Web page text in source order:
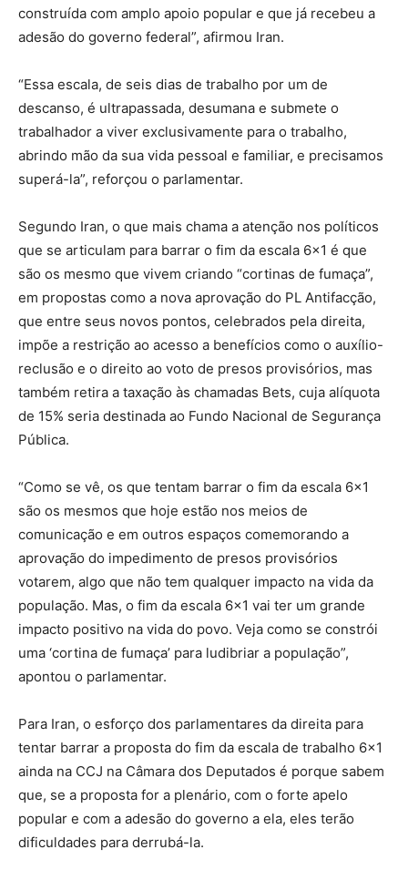
construída com amplo apoio popular e que já recebeu a
adesão do governo federal”, afirmou Iran.
“Essa escala, de seis dias de trabalho por um de
descanso, é ultrapassada, desumana e submete o
trabalhador a viver exclusivamente para o trabalho,
abrindo mão da sua vida pessoal e familiar, e precisamos
superá-la”, reforçou o parlamentar.
Segundo Iran, o que mais chama a atenção nos políticos
que se articulam para barrar o fim da escala 6×1 é que
são os mesmo que vivem criando “cortinas de fumaça”,
em propostas como a nova aprovação do PL Antifacção,
que entre seus novos pontos, celebrados pela direita,
impõe a restrição ao acesso a benefícios como o auxílio-
reclusão e o direito ao voto de presos provisórios, mas
também retira a taxação às chamadas Bets, cuja alíquota
de 15% seria destinada ao Fundo Nacional de Segurança
Pública.
“Como se vê, os que tentam barrar o fim da escala 6×1
são os mesmos que hoje estão nos meios de
comunicação e em outros espaços comemorando a
aprovação do impedimento de presos provisórios
votarem, algo que não tem qualquer impacto na vida da
população. Mas, o fim da escala 6×1 vai ter um grande
impacto positivo na vida do povo. Veja como se constrói
uma ‘cortina de fumaça’ para ludibriar a população”,
apontou o parlamentar.
Para Iran, o esforço dos parlamentares da direita para
tentar barrar a proposta do fim da escala de trabalho 6×1
ainda na CCJ na Câmara dos Deputados é porque sabem
que, se a proposta for a plenário, com o forte apelo
popular e com a adesão do governo a ela, eles terão
dificuldades para derrubá-la.